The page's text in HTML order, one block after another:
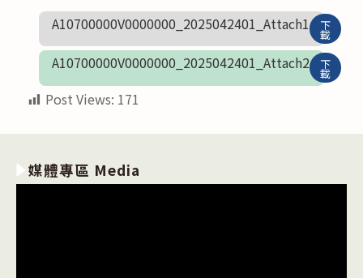
A10700000V0000000_2025042401_Attach1
下
載
A10700000V0000000_2025042401_Attach2 下
載
Post Views: 171
媒體專區 Media